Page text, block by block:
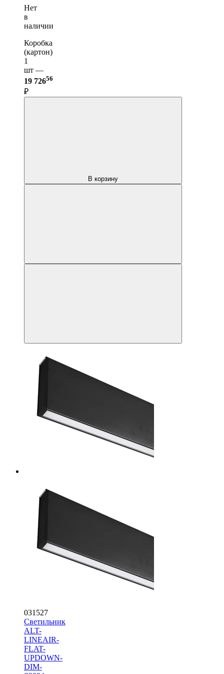
Нет
в
наличии
Коробка
(картон)
1
шт —
19 72656
₽
В корзину
031527
Светильник
ALT-
LINEAIR-
FLAT-
UPDOWN-
DIM-